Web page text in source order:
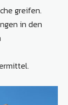
greifen.
in den